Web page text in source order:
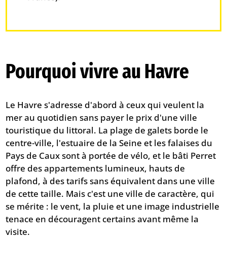
Pourquoi vivre au Havre
Le Havre s'adresse d'abord à ceux qui veulent la
mer au quotidien sans payer le prix d'une ville
touristique du littoral. La plage de galets borde le
centre-ville, l'estuaire de la Seine et les falaises du
Pays de Caux sont à portée de vélo, et le bâti Perret
offre des appartements lumineux, hauts de
plafond, à des tarifs sans équivalent dans une ville
de cette taille. Mais c'est une ville de caractère, qui
se mérite : le vent, la pluie et une image industrielle
tenace en découragent certains avant même la
visite.